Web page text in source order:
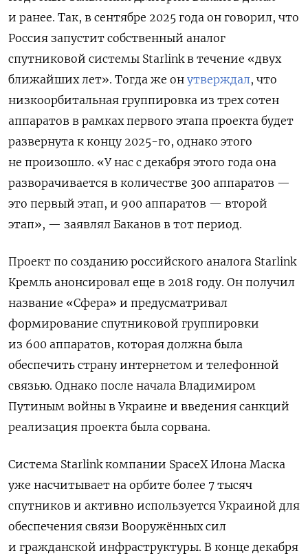
и ранее. Так, в сентябре 2025 года он говорил, что
Россия запустит собственный аналог
спутниковой системы Starlink в течение «двух
ближайших лет». Тогда же он утверждал, что
низкоорбитальная группировка из трех сотен
аппаратов в рамках первого этапа проекта будет
развернута к концу 2025-го, однако этого
не произошло. «У нас с декабря этого года она
разворачивается в количестве 300 аппаратов —
это первый этап, и 900 аппаратов — второй
этап», — заявлял Баканов в тот период.
Проект по созданию российского аналога Starlink
Кремль анонсировал еще в 2018 году. Он получил
название «Сфера» и предусматривал
формирование спутниковой группировки
из 600 аппаратов, которая должна была
обеспечить страну интернетом и телефонной
связью. Однако после начала Владимиром
Путиным войны в Украине и введения санкций
реализация проекта была сорвана.
Система Starlink компании SpaceX Илона Маска
уже насчитывает на орбите более 7 тысяч
спутников и активно используется Украиной для
обеспечения связи Вооружённых сил
и гражданской инфраструктуры. В конце декабря